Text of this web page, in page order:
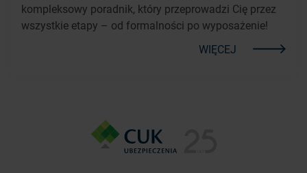
kompleksowy poradnik, który przeprowadzi Cię przez
wszystkie etapy – od formalności po wyposażenie!
WIĘCEJ